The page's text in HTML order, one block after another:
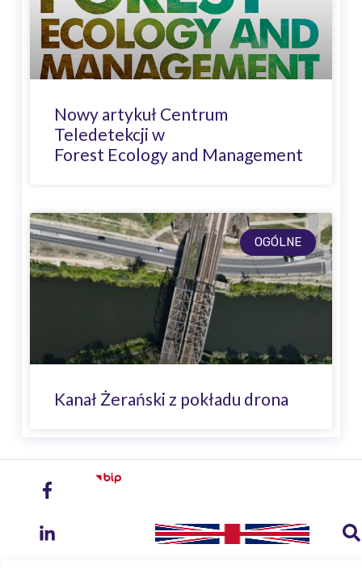
Nowy artykuł Centrum
Teledetekcji w
Forest Ecology and Management
OGÓLNE
Kanał Żerański z pokładu drona